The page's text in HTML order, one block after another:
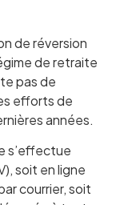
de réversion
de retraite
pas de
efforts de
années.
s’effectue
soit en ligne
courrier, soit